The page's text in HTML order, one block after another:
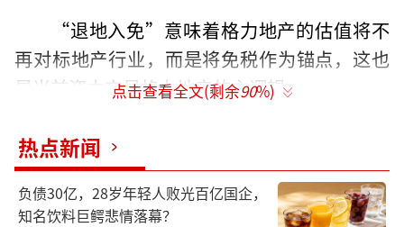
“退地入免”意味着格力地产的估值将不
再对标地产行业，而是将免税作为锚点，这也
是当前资本交易格力地产的主逻辑。
“转战”免税
格力地产收购珠海免税集团一事历经多轮
转折后有了新进展。
点击查看全文(剩余90%)
热点新闻
负债30亿，28岁年轻人败光百亿国企，
知名饮料巨鳄悲情落幕？